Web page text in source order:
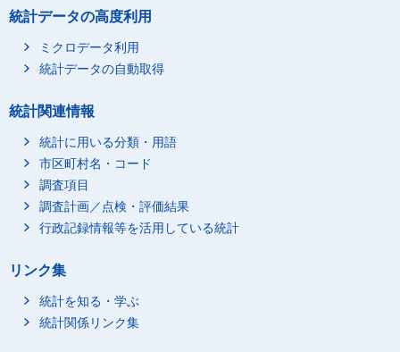
統計データの高度利用
ミクロデータ利用
統計データの自動取得
統計関連情報
統計に用いる分類・用語
市区町村名・コード
調査項目
調査計画／点検・評価結果
行政記録情報等を活用している統計
リンク集
統計を知る・学ぶ
統計関係リンク集